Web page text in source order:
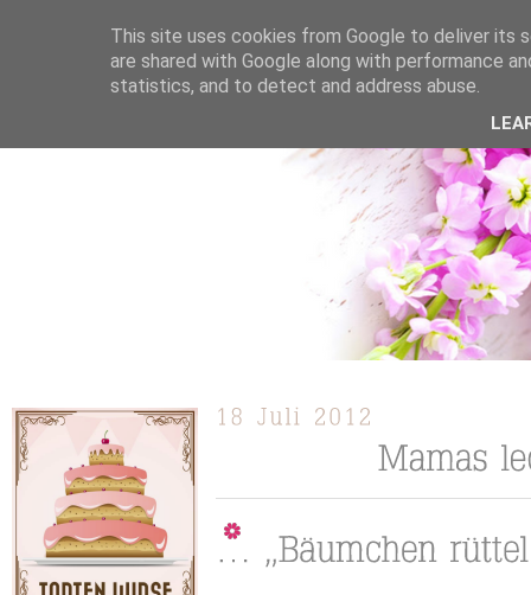
ÜBER MICH KOOPERATION TORTEN / KUCHEN /
This site uses cookies from Google to deliver its
are shared with Google along with performance
statistics, and to detect and address abuse.